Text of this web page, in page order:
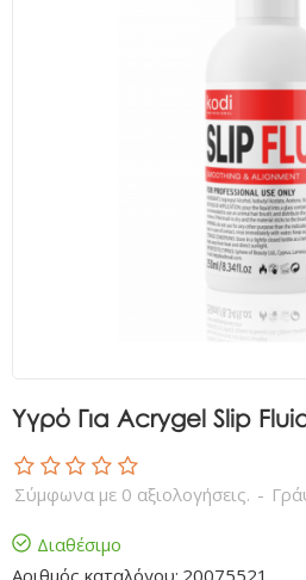
Υγρό Για Acrygel Slip
Διαθέσιμο
Αριθμός καταλόγου: 20075521
Σύμφωνα με 0 αξιολογήσεις. -